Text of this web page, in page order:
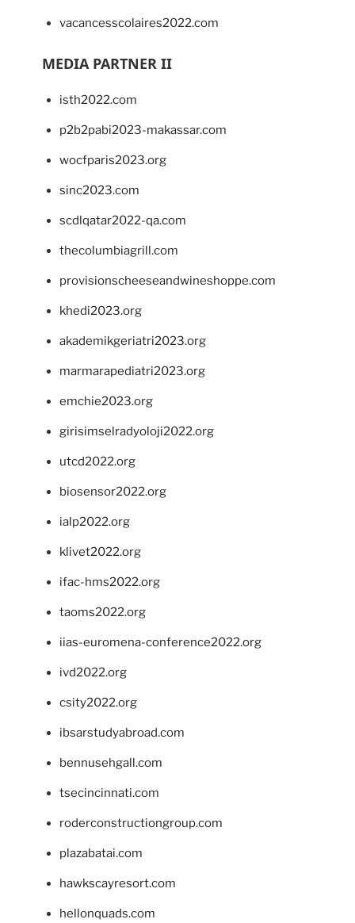
vacancesscolaires2022.com
MEDIA PARTNER II
isth2022.com
p2b2pabi2023-makassar.com
wocfparis2023.org
sinc2023.com
scdlqatar2022-qa.com
thecolumbiagrill.com
provisionscheeseandwineshoppe.com
khedi2023.org
akademikgeriatri2023.org
marmarapediatri2023.org
emchie2023.org
girisimselradyoloji2022.org
utcd2022.org
biosensor2022.org
ialp2022.org
klivet2022.org
ifac-hms2022.org
taoms2022.org
iias-euromena-conference2022.org
ivd2022.org
csity2022.org
ibsarstudyabroad.com
bennusehgall.com
tsecincinnati.com
roderconstructiongroup.com
plazabatai.com
hawkscayresort.com
hellonquads.com